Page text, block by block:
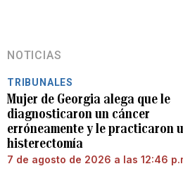
NOTICIAS
TRIBUNALES
Mujer de Georgia alega que le
diagnosticaron un cáncer
erróneamente y le practicaron
histerectomía
7 de agosto de 2026 a las 12:46